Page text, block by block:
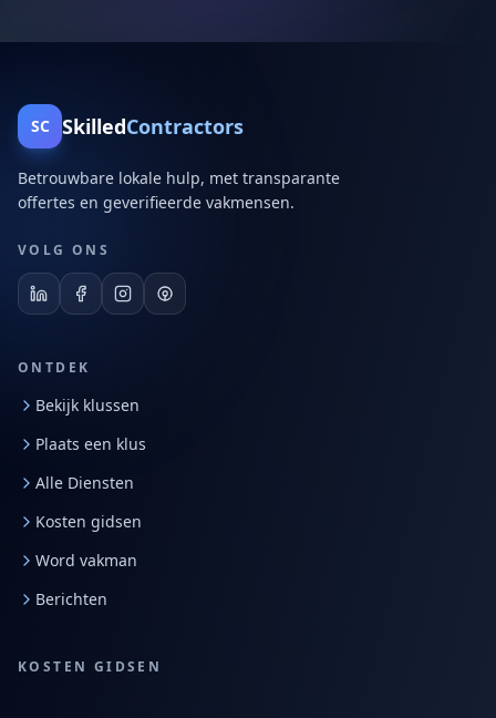
SC SkilledContractors
Betrouwbare lokale hulp, met transparante
offertes en geverifieerde vakmensen.
VOLG ONS
ONTDEK
Bekijk klussen
Plaats een klus
Alle Diensten
Kosten gidsen
Word vakman
Berichten
KOSTEN GIDSEN